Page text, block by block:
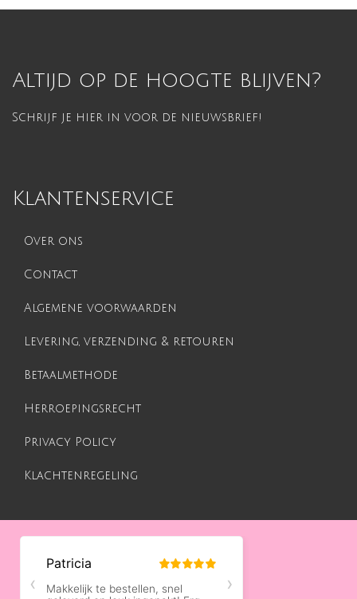
Altijd op de hoogte blijven?
Schrijf je hier in voor de nieuwsbrief!
Klantenservice
Over ons
Contact
Algemene voorwaarden
Levering, verzending & retouren
Betaalmethode
Herroepingsrecht
Privacy Policy
Klachtenregeling